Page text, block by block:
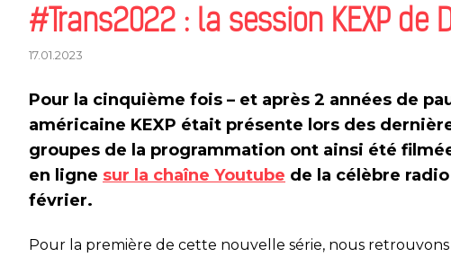
#Trans2022 : la session KEXP de
17.01.2023
Pour la cinquième fois – et après 2 années de
américaine KEXP était présente lors des
groupes de la programmation ont ainsi été
en ligne sur la chaîne Youtube de la célèbre
février.
Pour la première de cette nouvelle série, nous retrouvons